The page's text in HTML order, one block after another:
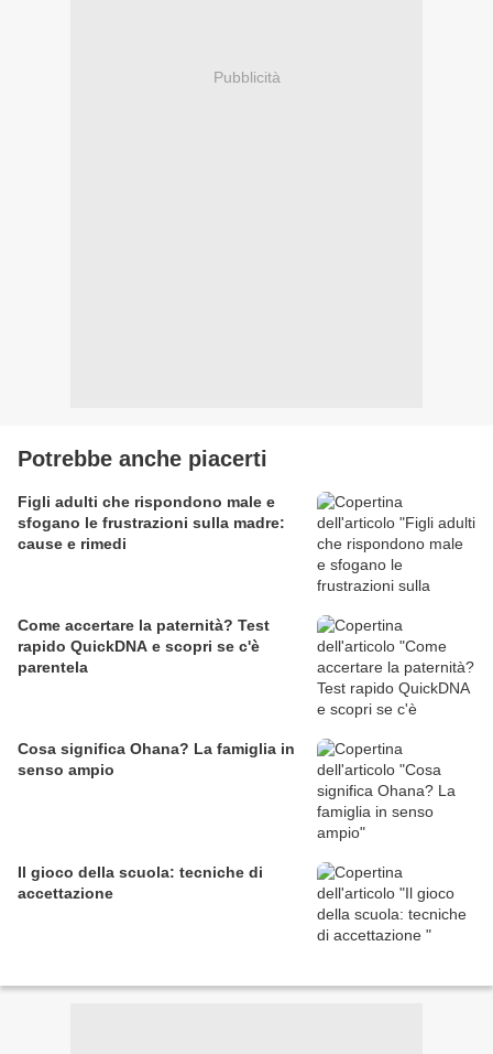
Pubblicità
Potrebbe anche piacerti
Figli adulti che rispondono male e
sfogano le frustrazioni sulla madre:
cause e rimedi
Come accertare la paternità? Test
rapido QuickDNA e scopri se c'è
parentela
Cosa significa Ohana? La famiglia in
senso ampio
Il gioco della scuola: tecniche di
accettazione